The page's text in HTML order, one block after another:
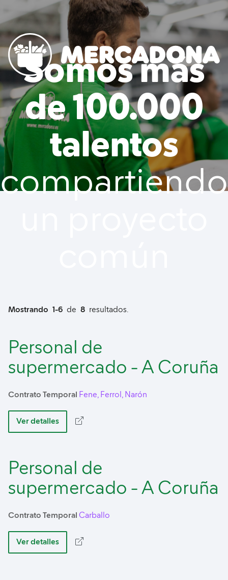
content
Mercadona
Somos más
de 100.000
talentos
compartiendo
Mostrando 1-6 de 8 resultados.
Personal de
supermercado - A Coruña
Contrato Temporal Fene, Ferrol, Narón
Ver detalles
Personal de
supermercado - A Coruña
Contrato Temporal Carballo
Ver detalles